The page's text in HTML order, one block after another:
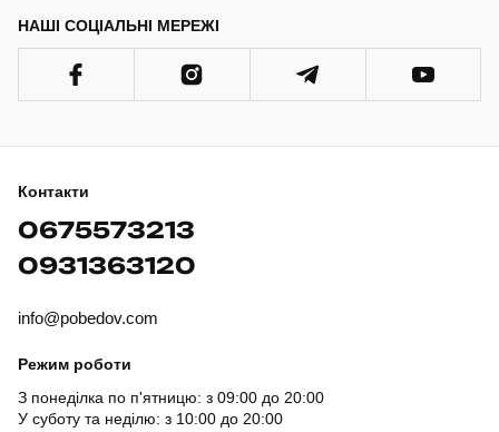
НАШІ СОЦІАЛЬНІ МЕРЕЖІ
Контакти
0675573213
0931363120
info@pobedov.com
Режим роботи
З понеділка по п'ятницю: з 09:00 до 20:00
У суботу та неділю: з 10:00 до 20:00